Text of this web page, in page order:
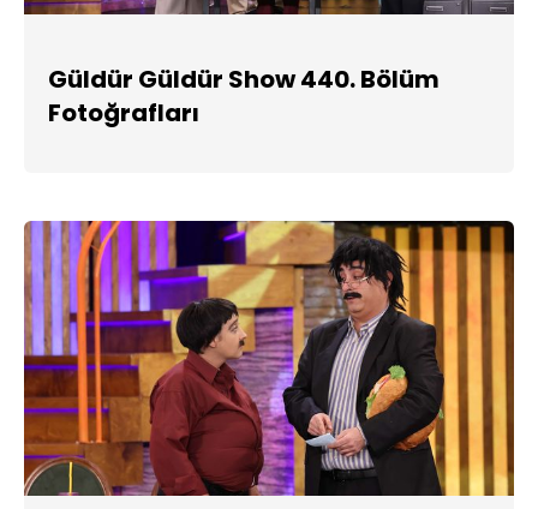
Güldür Güldür Show 440. Bölüm
Fotoğrafları